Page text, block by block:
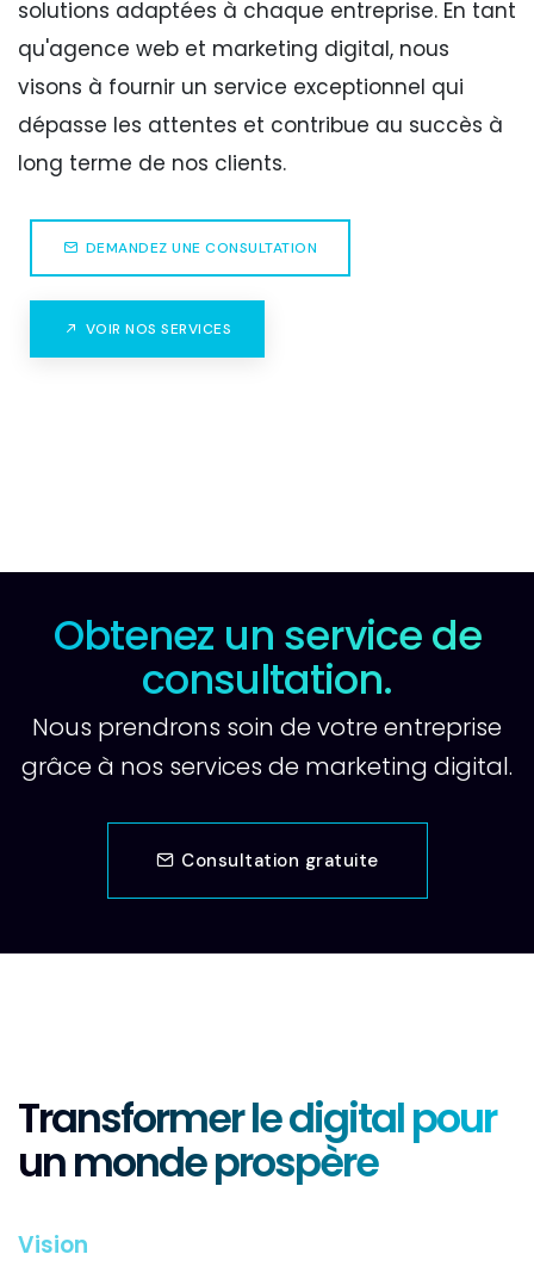
solutions adaptées à chaque entreprise. En tant
qu'agence web et marketing digital, nous
visons à fournir un service exceptionnel qui
dépasse les attentes et contribue au succès à
long terme de nos clients.
DEMANDEZ UNE CONSULTATION
VOIR NOS SERVICES
Obtenez un service de
consultation.
Nous prendrons soin de votre entreprise
grâce à nos services de marketing digital.
Consultation gratuite
Transformer le digital pour
un monde prospère
Vision